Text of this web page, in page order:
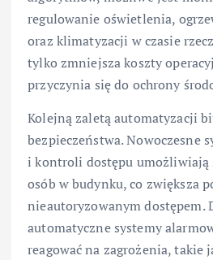
regulowanie oświetlenia,
oraz klimatyzacji w czasie
tylko zmniejsza koszty
przyczynia się do ochrony
Kolejną zaletą automatyzacji
bezpieczeństwa. Nowoczesne
i kontroli dostępu umożliwiają
osób w budynku, co zwiększa
nieautoryzowanym dostępem.
automatyczne systemy
reagować na zagrożenia, takie